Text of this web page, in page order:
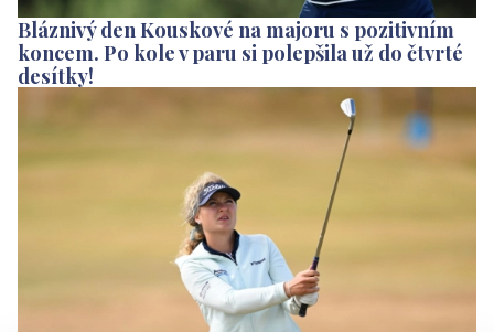
Bláznivý den Kouskové na majoru s pozitivním
koncem. Po kole v paru si polepšila už do čtvrté
desítky!